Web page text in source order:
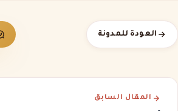
العودة للمدونة
المقال السابق